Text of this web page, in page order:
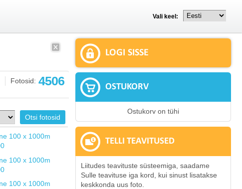
Vali keel:
Fotosid: 4506
LOGI SISSE
OSTUKORV
Ostukorv on tühi
TELLI TEAVITUSED
Liitudes teavituste süsteemiga, saadame
Sulle teavituse iga kord, kui sinust lisatakse
keskkonda uus foto.